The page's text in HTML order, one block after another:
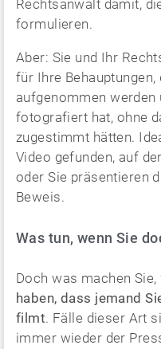
Rechtsanwalt damit,
formulieren.
Aber: Sie und Ihr
für Ihre
aufgenommen werden
fotografiert hat, ohne
zugestimmt hätten.
Video gefunden, auf
oder Sie präsentieren
Beweis.
Was tun, wenn Sie
Doch was machen
haben, dass jemand
filmt. Fälle dieser Art
immer wieder der